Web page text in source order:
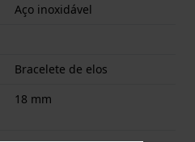
Aço inoxidável
Bracelete de elos
18 mm